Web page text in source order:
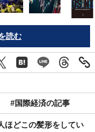
読む
#国際経済の記事
ほどこの髪形をしてい